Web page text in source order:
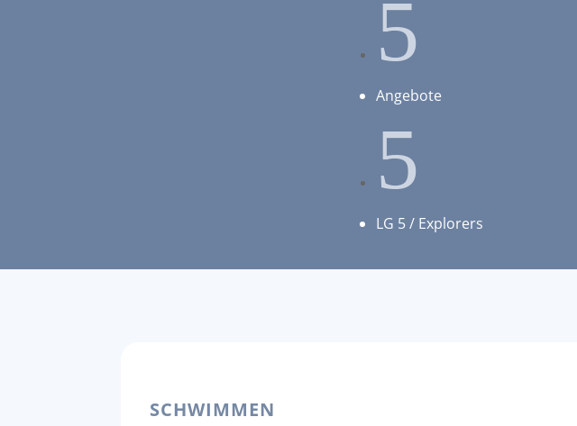
5
Angebote
5
LG 5 / Explorers
SCHWIMMEN